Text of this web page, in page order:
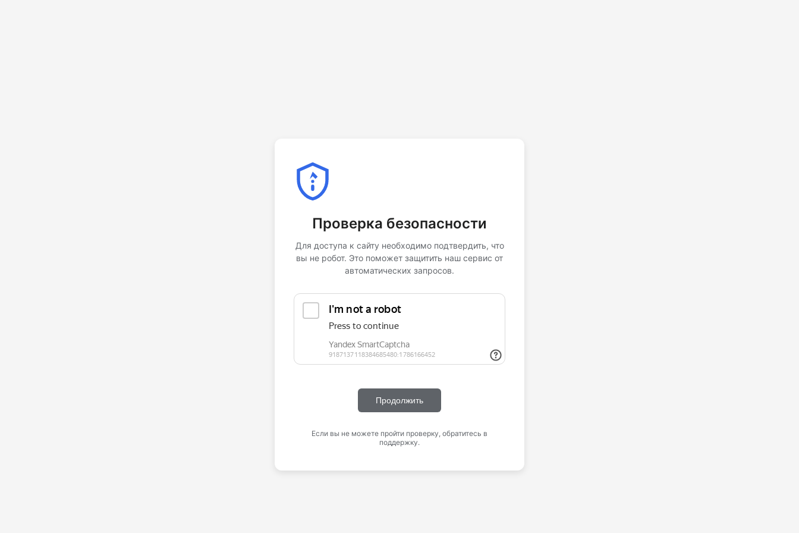
Проверка безопасности
Для доступа к сайту необходимо подтвердить, что
вы не робот. Это поможет защитить наш сервис от
автоматических запросов.
Продолжить
Если вы не можете пройти проверку, обратитесь в
поддержку.